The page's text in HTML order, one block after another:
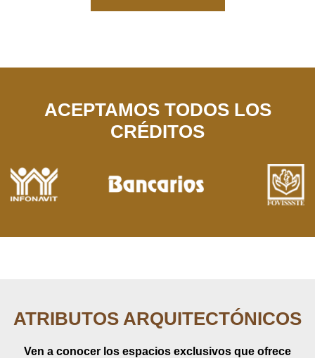
ACEPTAMOS TODOS LOS
CRÉDITOS
ATRIBUTOS ARQUITECTÓNICOS
Ven a conocer los espacios exclusivos que ofrece